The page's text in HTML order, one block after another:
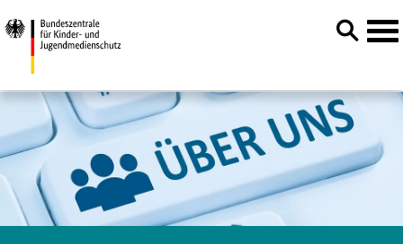
Direktlink: